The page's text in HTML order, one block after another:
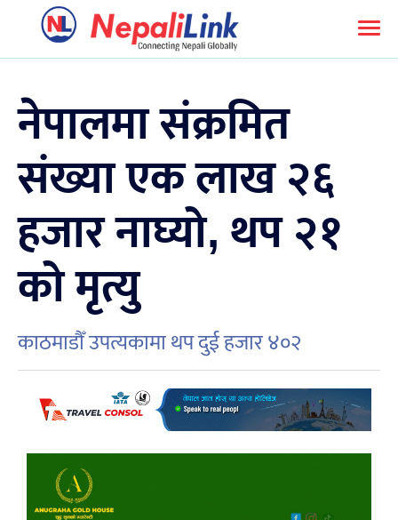
नेपालमा संक्रमित
संख्या एक लाख २६
हजार नाघ्यो, थप २१
को मृत्यु
काठमाडौँ उपत्यकामा थप दुई हजार ४०२